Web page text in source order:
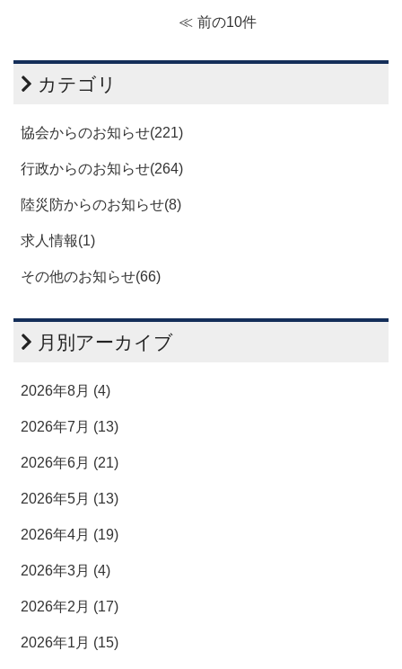
前の10件
カテゴリ
協会からのお知らせ(221)
行政からのお知らせ(264)
陸災防からのお知らせ(8)
求人情報(1)
その他のお知らせ(66)
月別アーカイブ
2026年8月 (4)
2026年7月 (13)
2026年6月 (21)
2026年5月 (13)
2026年4月 (19)
2026年3月 (4)
2026年2月 (17)
2026年1月 (15)